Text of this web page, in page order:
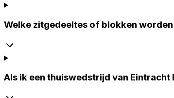
Welke zitgedeeltes of blokken
Als ik een thuiswedstrijd van